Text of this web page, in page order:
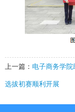
上一篇： 电子商务学
选拔初赛顺利开展